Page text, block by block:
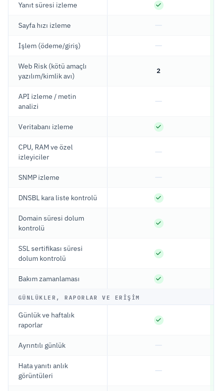
Yanıt süresi izleme
Sayfa hızı izleme
İşlem (ödeme/giriş)
Web Risk (kötü amaçlı
yazılım/kimlik avı)
2
API izleme / metin
analizi
Veritabanı izleme
CPU, RAM ve özel
izleyiciler
SNMP izleme
DNSBL kara liste kontrolü
Domain süresi dolum
kontrolü
SSL sertifikası süresi
dolum kontrolü
Bakım zamanlaması
GÜNLÜKLER, RAPORLAR VE ERIŞIM
Günlük ve haftalık
raporlar
Ayrıntılı günlük
Hata yanıtı anlık
görüntüleri